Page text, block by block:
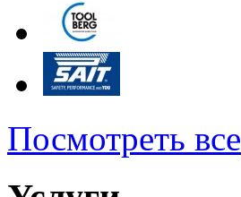
Посмотреть все